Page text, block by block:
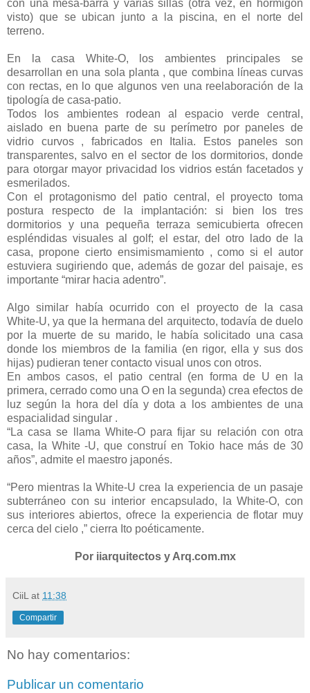
con una mesa-barra y varias sillas (otra vez, en hormigón
visto) que se ubican junto a la piscina, en el norte del
terreno.
En la casa White-O, los ambientes principales se
desarrollan en una sola planta , que combina líneas curvas
con rectas, en lo que algunos ven una reelaboración de la
tipología de casa-patio.
Todos los ambientes rodean al espacio verde central,
aislado en buena parte de su perímetro por paneles de
vidrio curvos , fabricados en Italia. Estos paneles son
transparentes, salvo en el sector de los dormitorios, donde
para otorgar mayor privacidad los vidrios están facetados y
esmerilados.
Con el protagonismo del patio central, el proyecto toma
postura respecto de la implantación: si bien los tres
dormitorios y una pequeña terraza semicubierta ofrecen
espléndidas visuales al golf; el estar, del otro lado de la
casa, propone cierto ensimismamiento , como si el autor
estuviera sugiriendo que, además de gozar del paisaje, es
importante “mirar hacia adentro”.
Algo similar había ocurrido con el proyecto de la casa
White-U, ya que la hermana del arquitecto, todavía de duelo
por la muerte de su marido, le había solicitado una casa
donde los miembros de la familia (en rigor, ella y sus dos
hijas) pudieran tener contacto visual unos con otros.
En ambos casos, el patio central (en forma de U en la
primera, cerrado como una O en la segunda) crea efectos de
luz según la hora del día y dota a los ambientes de una
espacialidad singular .
“La casa se llama White-O para fijar su relación con otra
casa, la White -U, que construí en Tokio hace más de 30
años”, admite el maestro japonés.
“Pero mientras la White-U crea la experiencia de un pasaje
subterráneo con su interior encapsulado, la White-O, con
sus interiores abiertos, ofrece la experiencia de flotar muy
cerca del cielo ,” cierra Ito poéticamente.
Por iiarquitectos y Arq.com.mx
CiiL at 11:38
Compartir
No hay comentarios:
Publicar un comentario